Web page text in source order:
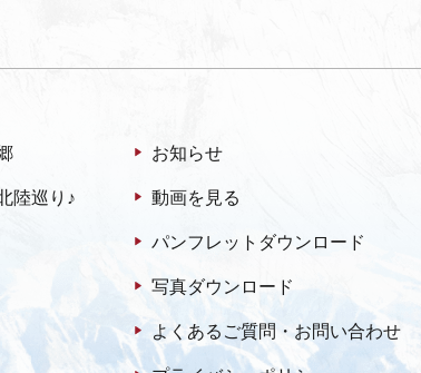
陸巡り♪
お知らせ
動画を見る
パンフレットダウンロード
写真ダウンロード
よくあるご質問・お問い合わせ